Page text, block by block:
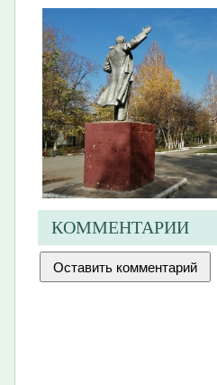
КОММЕНТАРИИ